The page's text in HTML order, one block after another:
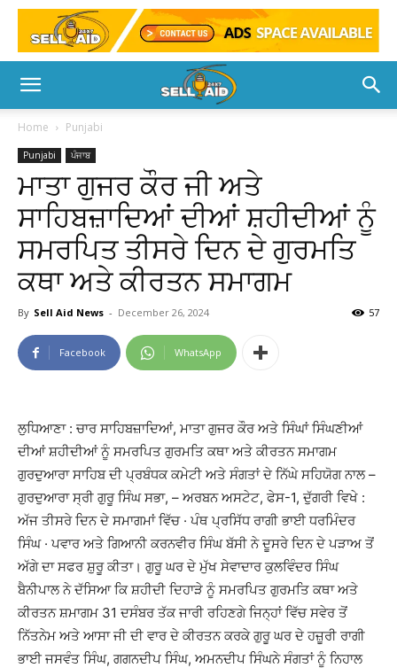
Home Punjabi
Punjabi ਪੰਜਾਬ
ਮਾਤਾ ਗੁਜਰ ਕੌਰ ਜੀ ਅਤੇ
ਸਾਹਿਬਜ਼ਾਦਿਆਂ ਦੀਆਂ ਸ਼ਹੀਦੀਆਂ ਨੂੰ
ਸਮਰਪਿਤ ਤੀਸਰੇ ਦਿਨ ਦੇ ਗੁਰਮਤਿ
ਕਥਾ ਅਤੇ ਕੀਰਤਨ ਸਮਾਗਮ
By Sell Aid News - December 26, 2024 57
Facebook WhatsApp
ਲੁਧਿਆਣਾ : ਚਾਰ ਸਾਹਿਬਜ਼ਾਦਿਆਂ, ਮਾਤਾ ਗੁਜਰ ਕੌਰ ਅਤੇ ਸਿੰਘਾਂ ਸਿੰਘਣੀਆਂ
ਦੀਆਂ ਸ਼ਹੀਦੀਆਂ ਨੂੰ ਸਮਰਪਿਤ ਗੁਰਮਤਿ ਕਥਾ ਅਤੇ ਕੀਰਤਨ ਸਮਾਗਮ
ਗੁਰਦੁਆਰਾ ਸਾਹਿਬ ਦੀ ਪ੍ਰਬੰਧਕ ਕਮੇਟੀ ਅਤੇ ਸੰਗਤਾਂ ਦੇ ਨਿੱਘੇ ਸਹਿਯੋਗ ਨਾਲ –
ਗੁਰਦੁਆਰਾ ਸ੍ਰੀ ਗੁਰੂ ਸਿੰਘ ਸਭਾ, – ਅਰਬਨ ਅਸਟੇਟ, ਫੇਸ-1, ਦੁੱਗਰੀ ਵਿਖੇ :
ਅੱਜ ਤੀਸਰੇ ਦਿਨ ਦੇ ਸਮਾਗਮਾਂ ਵਿੱਚ · ਪੰਥ ਪ੍ਰਸਿੱਧ ਰਾਗੀ ਭਾਈ ਧਰਮਿੰਦਰ
ਸਿੰਘ · ਪਵਾਰ ਅਤੇ ਗਿਆਨੀ ਕਰਨਵੀਰ ਸਿੰਘ ਬੱਸੀ ਨੇ ਦੂਸਰੇ ਦਿਨ ਦੇ ਪੜਾਅ ਤੋਂ
ਅੱਗੇ ਦਾ ਸਫਰ ਸ਼ੁਰੂ ਕੀਤਾ। ਗੁਰੂ ਘਰ ਦੇ ਮੁੱਖ ਸੇਵਾਦਾਰ ਕੁਲਵਿੰਦਰ ਸਿੰਘ
ਬੈਨੀਪਾਲ ਨੇ ਦੱਸਿਆ ਕਿ ਸ਼ਹੀਦੀ ਦਿਹਾੜੇ ਨੂੰ ਸਮਰਪਿਤ ਗੁਰਮਤਿ ਕਥਾ ਅਤੇ
ਕੀਰਤਨ ਸ਼ਮਾਗਮ 31 ਦਸੰਬਰ ਤੱਕ ਜਾਰੀ ਰਹਿਣਗੇ ਜਿਨ੍ਹਾਂ ਵਿੱਚ ਸਵੇਰ ਤੋਂ
ਨਿੱਤਨੇਮ ਅਤੇ ਆਸਾ ਜੀ ਦੀ ਵਾਰ ਦੇ ਕੀਰਤਨ ਕਰਕੇ ਗੁਰੂ ਘਰ ਦੇ ਹਜ਼ੂਰੀ ਰਾਗੀ
ਭਾਈ ਜਸਵੰਤ ਸਿੰਘ, ਗਗਨਦੀਪ ਸਿੰਘ, ਅਮਨਦੀਪ ਸਿੰਘਨੇ ਸੰਗਤਾਂ ਨੂੰ ਨਿਹਾਲ